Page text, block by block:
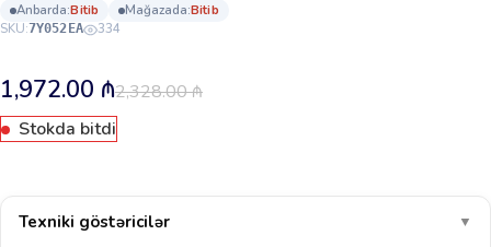
anbarda: bi̇ti̇b mağazada: bi̇ti̇b
SKU:7Y052EA 334
2,328.00₼
1,972.00 ₼
Stokda bitdi
Texniki göstəricilər ▼